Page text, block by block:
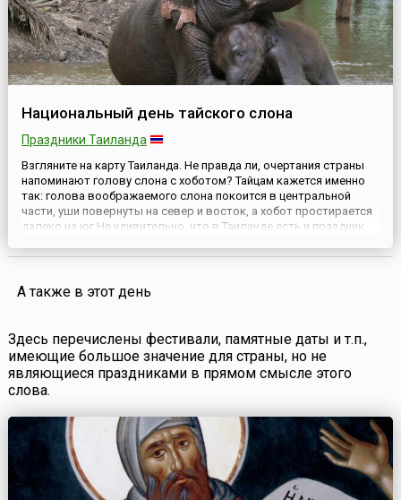
Национальный день тайского слона
Праздники Таиланда
Взгляните на карту Таиланда. Не правда ли, очертания страны
напоминают голову слона с хоботом? Тайцам кажется именно
так: голова воображаемого слона покоится в центральной
части, уши повернуты на север и восток, а хобот простирается
далеко на юг.Не удивительно, что в Таиланде есть и праздник,
животным, — Национальный день тайского слона, ...
А также в этот день
Здесь перечислены фестивали, памятные даты и т.п.,
имеющие большое значение для страны, но не
являющиеся праздниками в прямом смысле этого
слова.